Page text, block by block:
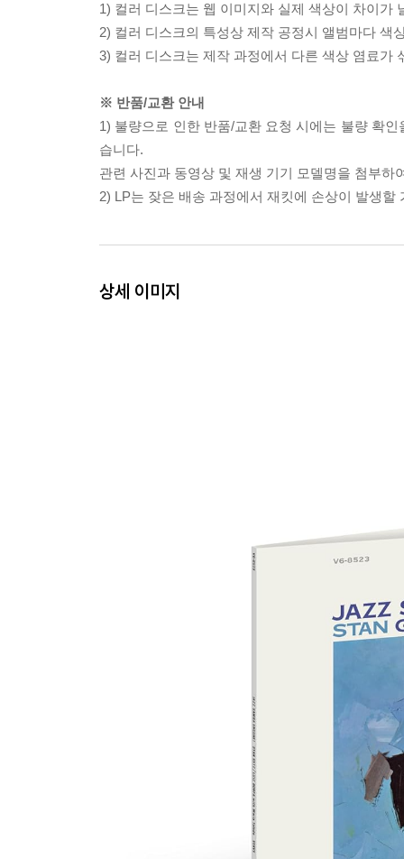
1) 컬러 디스크는 웹 이미지와 실제 색상이 차이가
2) 컬러 디스크의 특성상 제작 공정시 앨범마다 색
3) 컬러 디스크는 제작 과정에서 다른 색상 염료가
※ 반품/교환 안내
1) 불량으로 인한 반품/교환 요청 시에는 불량 확
습니다.
관련 사진과 동영상 및 재생 기기 모델명을 첨부하
2) LP는 잦은 배송 과정에서 재킷에 손상이 발생
상세 이미지